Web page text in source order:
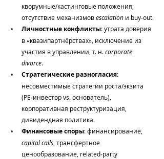
кворумные/кастинговые положения;
отсутствие механизмов escalation и buy‑out.
Личностные конфликты: утрата доверия
в «квазипартнёрствах», исключение из
участия в управлении, т. н. corporate
divorce.
Стратегические разногласия:
несовместимые стратегии роста/экзита
(PE‑инвестор vs. основатель),
корпоративная реструктуризация,
дивидендная политика.
Финансовые споры: финансирование,
capital calls, трансфертное
ценообразование, related‑party